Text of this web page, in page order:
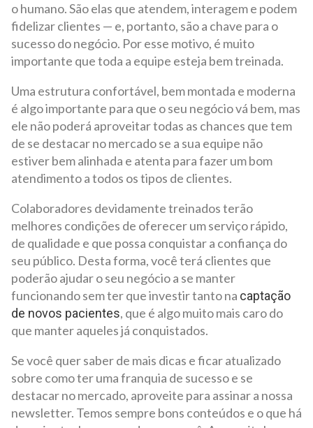
o humano. São elas que atendem, interagem e podem
fidelizar clientes — e, portanto, são a chave para o
sucesso do negócio. Por esse motivo, é muito
importante que toda a equipe esteja bem treinada.
Uma estrutura confortável, bem montada e moderna
é algo importante para que o seu negócio vá bem, mas
ele não poderá aproveitar todas as chances que tem
de se destacar no mercado se a sua equipe não
estiver bem alinhada e atenta para fazer um bom
atendimento a todos os tipos de clientes.
Colaboradores devidamente treinados terão
melhores condições de oferecer um serviço rápido,
de qualidade e que possa conquistar a confiança do
seu público. Desta forma, você terá clientes que
poderão ajudar o seu negócio a se manter
funcionando sem ter que investir tanto na captação
de novos pacientes, que é algo muito mais caro do
que manter aqueles já conquistados.
Se você quer saber de mais dicas e ficar atualizado
sobre como ter uma franquia de sucesso e se
destacar no mercado, aproveite para assinar a nossa
newsletter. Temos sempre bons conteúdos e o que há